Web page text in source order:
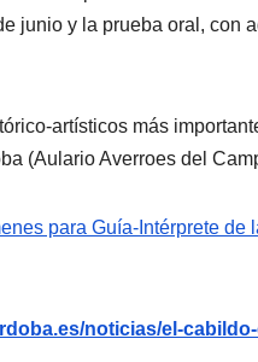
junio y la prueba oral, con
artísticos más
(Aulario Averroes del
para Guía-Intérprete de
noticias/el-